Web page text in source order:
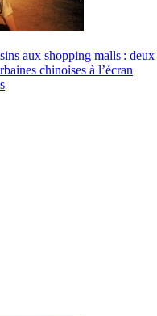
aux shopping malls : deux
chinoises à l’écran